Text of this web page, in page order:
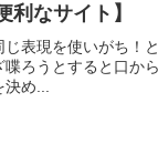
なサイト】
表現を使いがち！
ろうとすると口か
め...